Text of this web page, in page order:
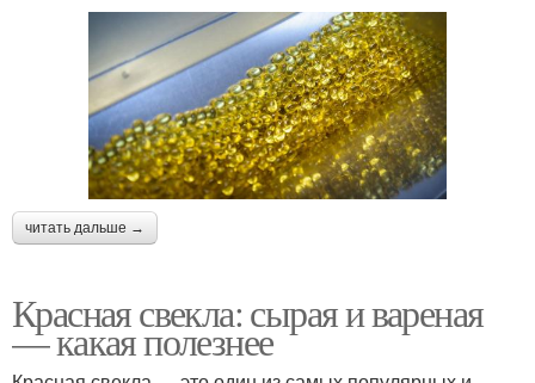
читать дальше →
Красная свекла: сырая и вареная
— какая полезнее